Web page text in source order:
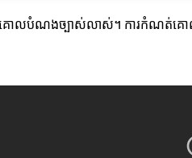
ោលបំណងច្បាស់លាស់។ ការកំណត់គោ